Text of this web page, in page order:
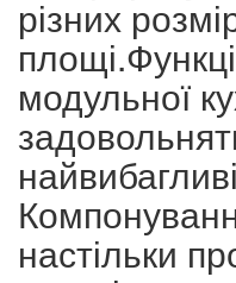
різних
модульної
настільки